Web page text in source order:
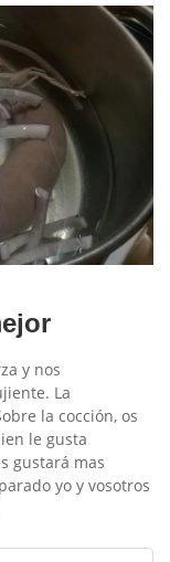
y nos
La
la cocción, os
le gusta
gustará mas
yo y vosotros